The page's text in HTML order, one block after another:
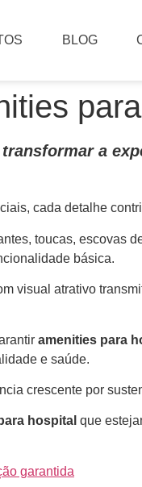
BLOG
a
cada detalhe
toucas, escovas
básica.
visual atrativo
amenities para
e saúde.
crescente por
hospital que
garantida